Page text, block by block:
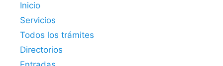
Inicio
Servicios
Todos los trámites
Directorios